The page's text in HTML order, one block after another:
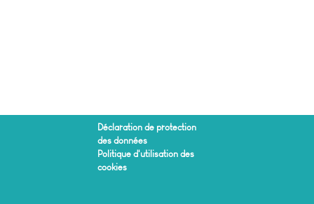
Déclaration de protection
des données
Politique d'utilisation des
cookies